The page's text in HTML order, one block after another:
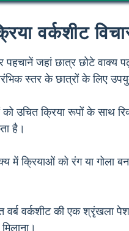
वर्कशीट
पहचानें जहां छात्र छोटे वाक्य
स्तर के छात्रों के लिए
उचित क्रिया रूपों के साथ
है।
में क्रियाओं को रंग या
वर्ब वर्कशीट की एक श्रृंखला